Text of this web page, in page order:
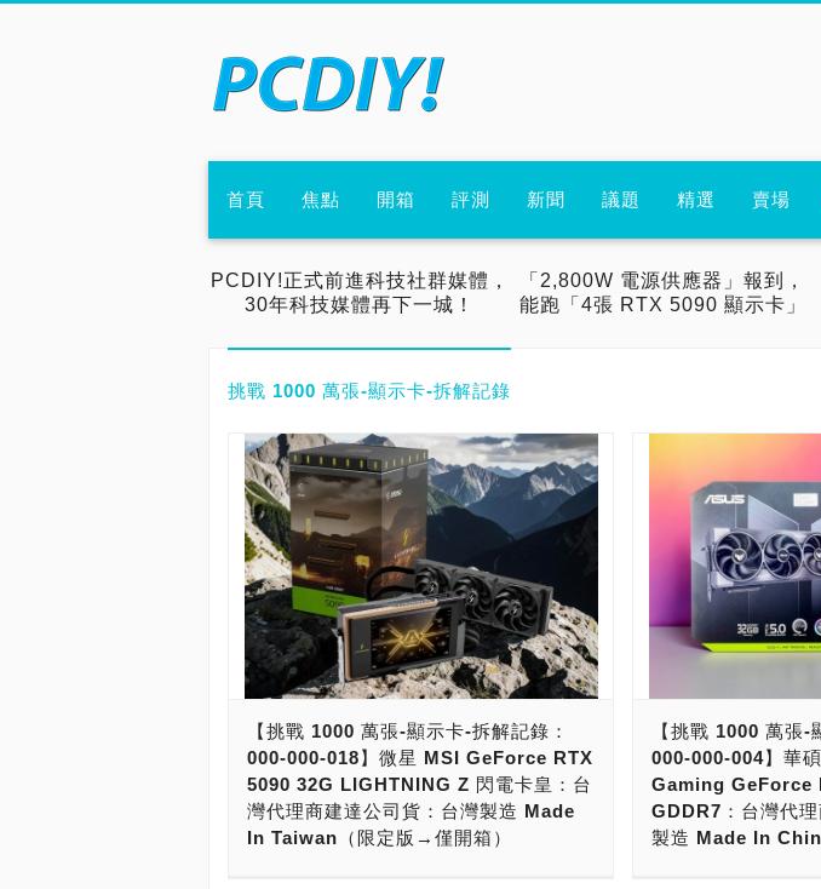
首頁 焦點 開箱 評測 新聞 議題 精選 賣場
PCDIY!正式前進科技社群媒體，
30年科技媒體再下一城！
「2,800W 電源供應器」報到，
能跑「4張 RTX 5090 顯示卡」
挑戰 1000 萬張-顯示卡-拆解記錄
【挑戰 1000 萬張-顯示卡-拆解記錄：
000-000-018】微星 MSI GeForce RTX
5090 32G LIGHTNING Z 閃電卡皇：台
灣代理商建達公司貨：台灣製造 Made
In Taiwan（限定版→僅開箱）
【挑戰 1000 萬張-
000-000-004】華
Gaming GeForce
GDDR7：台灣代
製造 Made In